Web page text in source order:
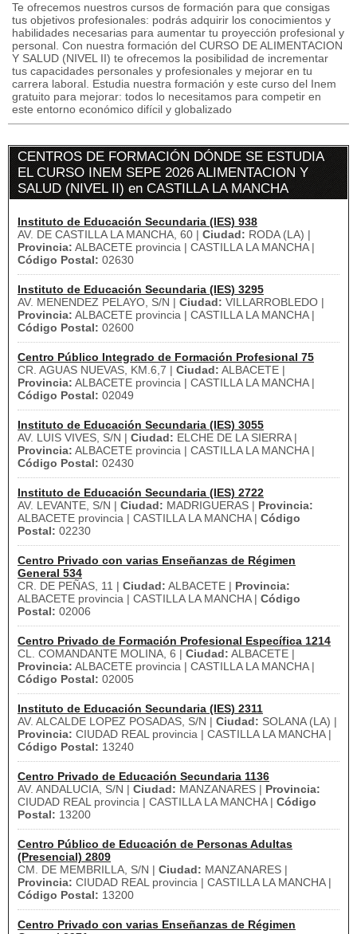
Te ofrecemos nuestros cursos de formación para que consigas
tus objetivos profesionales: podrás adquirir los conocimientos y
habilidades necesarias para aumentar tu proyección profesional y
personal. Con nuestra formación del CURSO DE ALIMENTACION
Y SALUD (NIVEL II) te ofrecemos la posibilidad de incrementar
tus capacidades personales y profesionales y mejorar en tu
carrera laboral. Estudia nuestra formación y este curso del Inem
gratuito para mejorar: todos lo necesitamos para competir en
este entorno económico difícil y globalizado
CENTROS DE FORMACIÓN DÓNDE SE ESTUDIA
EL CURSO INEM SEPE 2026 ALIMENTACION Y
SALUD (NIVEL II) en CASTILLA LA MANCHA
Instituto de Educación Secundaria (IES) 938
AV. DE CASTILLA LA MANCHA, 60 | Ciudad: RODA (LA) |
Provincia: ALBACETE provincia | CASTILLA LA MANCHA |
Código Postal: 02630
Instituto de Educación Secundaria (IES) 3295
AV. MENENDEZ PELAYO, S/N | Ciudad: VILLARROBLEDO |
Provincia: ALBACETE provincia | CASTILLA LA MANCHA |
Código Postal: 02600
Centro Público Integrado de Formación Profesional 75
CR. AGUAS NUEVAS, KM.6,7 | Ciudad: ALBACETE |
Provincia: ALBACETE provincia | CASTILLA LA MANCHA |
Código Postal: 02049
Instituto de Educación Secundaria (IES) 3055
AV. LUIS VIVES, S/N | Ciudad: ELCHE DE LA SIERRA |
Provincia: ALBACETE provincia | CASTILLA LA MANCHA |
Código Postal: 02430
Instituto de Educación Secundaria (IES) 2722
AV. LEVANTE, S/N | Ciudad: MADRIGUERAS | Provincia:
ALBACETE provincia | CASTILLA LA MANCHA | Código
Postal: 02230
Centro Privado con varias Enseñanzas de Régimen
General 534
CR. DE PEÑAS, 11 | Ciudad: ALBACETE | Provincia:
ALBACETE provincia | CASTILLA LA MANCHA | Código
Postal: 02006
Centro Privado de Formación Profesional Específica 1214
CL. COMANDANTE MOLINA, 6 | Ciudad: ALBACETE |
Provincia: ALBACETE provincia | CASTILLA LA MANCHA |
Código Postal: 02005
Instituto de Educación Secundaria (IES) 2311
AV. ALCALDE LOPEZ POSADAS, S/N | Ciudad: SOLANA (LA) |
Provincia: CIUDAD REAL provincia | CASTILLA LA MANCHA |
Código Postal: 13240
Centro Privado de Educación Secundaria 1136
AV. ANDALUCIA, S/N | Ciudad: MANZANARES | Provincia:
CIUDAD REAL provincia | CASTILLA LA MANCHA | Código
Postal: 13200
Centro Público de Educación de Personas Adultas
(Presencial) 2809
CM. DE MEMBRILLA, S/N | Ciudad: MANZANARES |
Provincia: CIUDAD REAL provincia | CASTILLA LA MANCHA |
Código Postal: 13200
Centro Privado con varias Enseñanzas de Régimen